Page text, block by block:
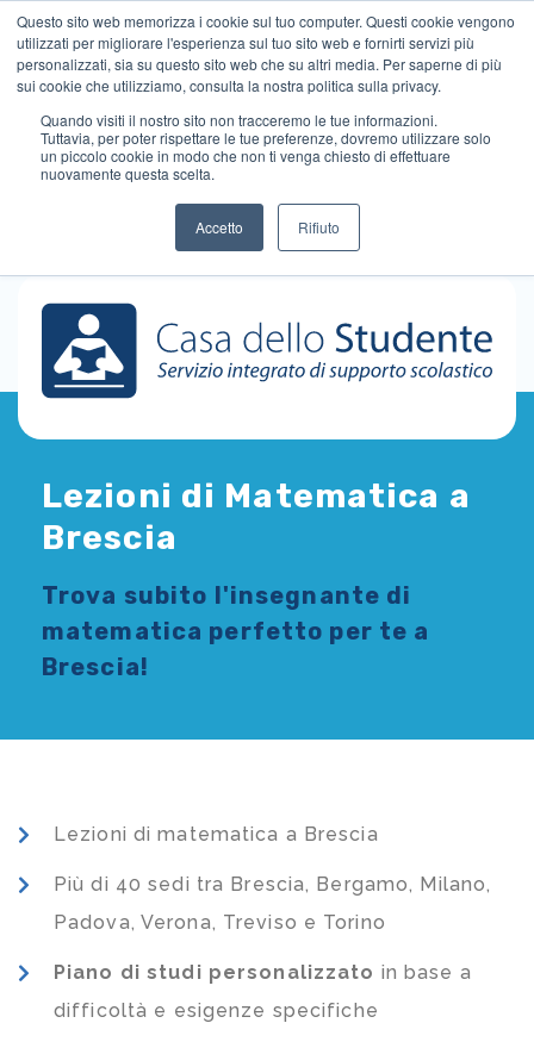
Questo sito web memorizza i cookie sul tuo computer. Questi cookie vengono
utilizzati per migliorare l'esperienza sul tuo sito web e fornirti servizi più
personalizzati, sia su questo sito web che su altri media. Per saperne di più
sui cookie che utilizziamo, consulta la nostra politica sulla privacy.
Quando visiti il ​​nostro sito non tracceremo le tue informazioni.
Tuttavia, per poter rispettare le tue preferenze, dovremo utilizzare solo
un piccolo cookie in modo che non ti venga chiesto di effettuare
nuovamente questa scelta.
Accetto Rifiuto
Lezioni di Matematica a
Brescia
Trova subito l'insegnante di
matematica perfetto per te a
Brescia!
Lezioni di matematica a Brescia
Più di 40 sedi tra Brescia, Bergamo, Milano,
Padova, Verona, Treviso e Torino
Piano di studi personalizzato in base a
difficoltà e esigenze specifiche